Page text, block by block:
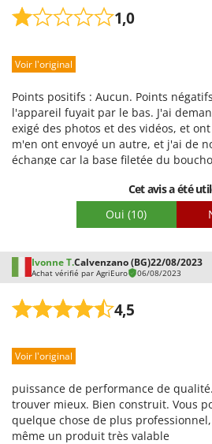
Skil
Smeg
Solidur
Spice Electronics
Spiralmac
Stocker
Sunseeker
TecnoGen
Tellarini Pompe
Telwin
Tenco
1,0
Prestations
Qualité / Prix
Facilité de montage
Emballage
Voir l'original
Points positifs : Aucun. Points
l'appareil fuyait par le bas. J'ai
exigé des photos et des vidéos, et
m'en ont envoyé un autre, et j'ai de
échange car la base filetée du
en raison d'un défaut de fabrication
remboursement et souhaite renvoyer
répondent pas à ma demande. Je
Cet avis a été
Oui (10)
Ivonne T.Calvenzano (BG)22/08/2023
Achat vérifié par AgriEuro 06/08/2023
4,5
Prestations
Qualité / Prix
Facilité de montage
Voir l'original
puissance de performance de
trouver mieux. Bien construit. Vous
quelque chose de plus
même un produit très valable